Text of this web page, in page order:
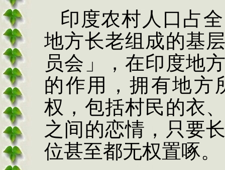
印度农村人口占
地方长老组成的基
员会」，在印度地
的作用，拥有地方
权，包括村民的衣
之间的恋情，只要
位甚至都无权置啄。